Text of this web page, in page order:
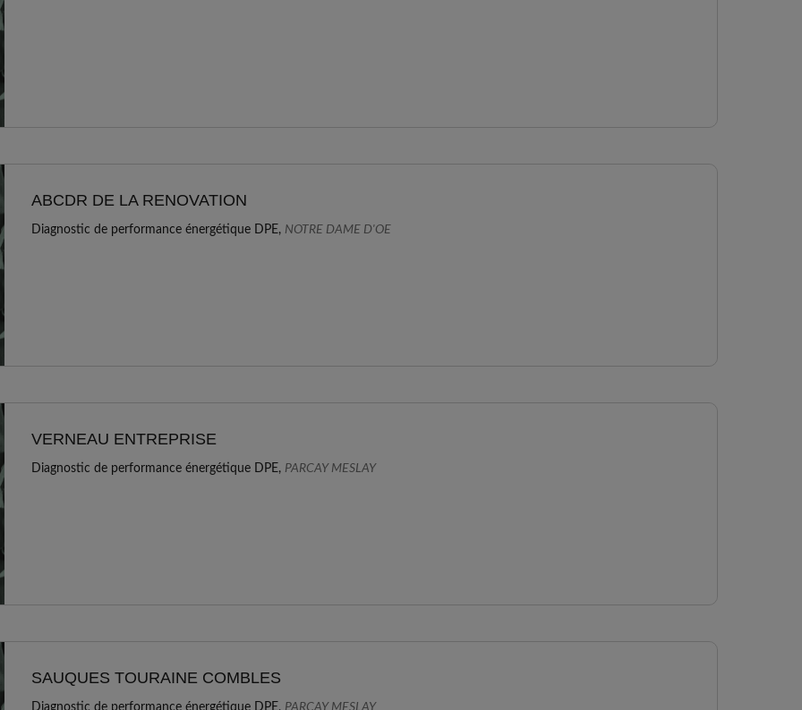
ABCDR DE LA RENOVATION
Diagnostic de performance énergétique DPE, NOTRE DAME D'OE
VERNEAU ENTREPRISE
Diagnostic de performance énergétique DPE, PARCAY MESLAY
SAUQUES TOURAINE COMBLES
Diagnostic de performance énergétique DPE, PARCAY MESLAY